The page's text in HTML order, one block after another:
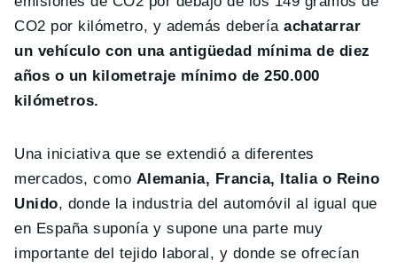
CO2 por kilómetro, y además deberíaachatarrar
un vehículo con una antigüedad mínima de diez
años o un kilometraje mínimo de 250.000
kilómetros.
Una iniciativa que se extendió a diferentes
mercados, como Alemania, Francia, Italia o Reino
Unido, donde la industria del automóvil al igual que
en España suponía y supone una parte muy
importante del tejido laboral, y donde se ofrecían